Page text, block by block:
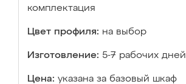
комплектация
Цвет профиля: на выбор
Изготовление: 5-7 рабочих дней
Цена: указана за базовый шкаф